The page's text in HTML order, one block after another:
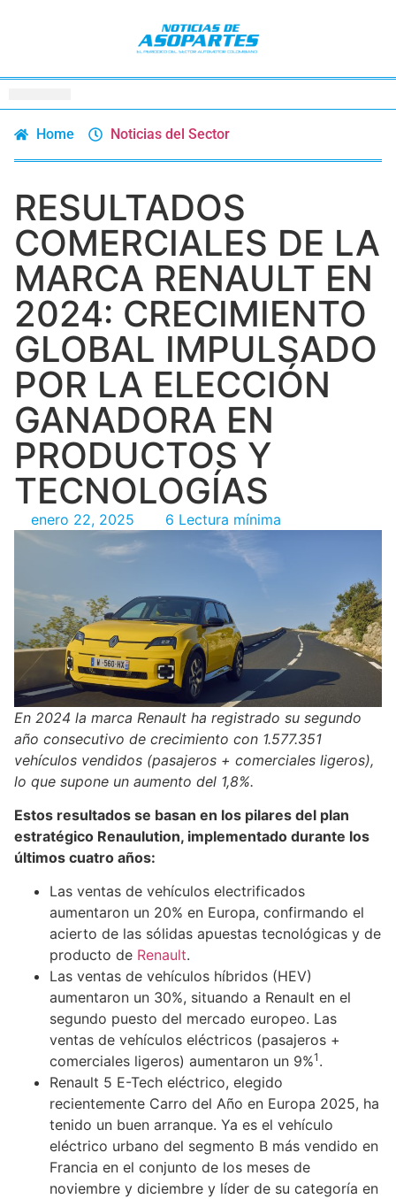
Home Noticias del Sector
RESULTADOS
COMERCIALES DE LA
MARCA RENAULT EN
2024: CRECIMIENTO
GLOBAL IMPULSADO
POR LA ELECCIÓN
GANADORA EN
PRODUCTOS Y
TECNOLOGÍAS
enero 22, 2025 6 Lectura mínima
En 2024 la marca Renault ha registrado su segundo
año consecutivo de crecimiento con 1.577.351
vehículos vendidos (pasajeros + comerciales ligeros),
lo que supone un aumento del 1,8%.
Estos resultados se basan en los pilares del plan
estratégico Renaulution, implementado durante los
últimos cuatro años:
Las ventas de vehículos electrificados
aumentaron un 20% en Europa, confirmando el
acierto de las sólidas apuestas tecnológicas y de
producto de Renault.
Las ventas de vehículos híbridos (HEV)
aumentaron un 30%, situando a Renault en el
segundo puesto del mercado europeo. Las
ventas de vehículos eléctricos (pasajeros +
comerciales ligeros) aumentaron un 9%1 .
Renault 5 E-Tech eléctrico, elegido
recientemente Carro del Año en Europa 2025, ha
tenido un buen arranque. Ya es el vehículo
eléctrico urbano del segmento B más vendido en
Francia en el conjunto de los meses de
noviembre y diciembre y líder de su categoría en